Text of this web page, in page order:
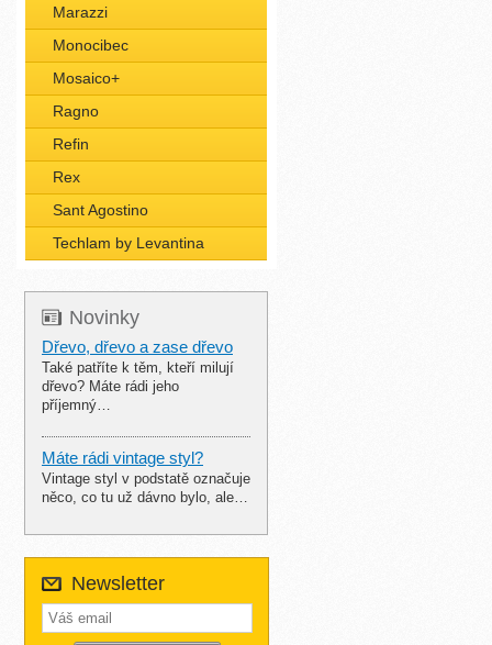
Marazzi
Monocibec
Mosaico+
Ragno
Refin
Rex
Sant Agostino
Techlam by Levantina
Novinky
Dřevo, dřevo a zase dřevo
Také patříte k těm, kteří milují
dřevo? Máte rádi jeho
příjemný…
Máte rádi vintage styl?
Vintage styl v podstatě označuje
něco, co tu už dávno bylo, ale…
Newsletter